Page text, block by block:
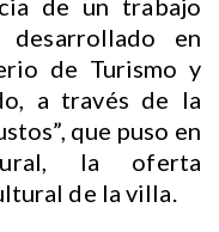
de un trabajo
desarrollado en
de Turismo y
a través de la
que puso en
la oferta
de la villa.